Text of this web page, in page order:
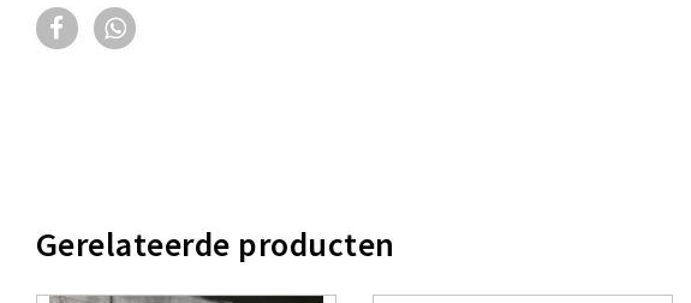
Gerelateerde producten